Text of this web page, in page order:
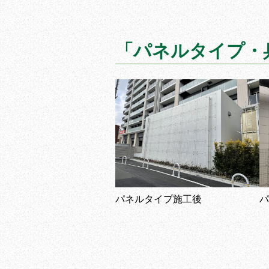
「パネルタイプ
パネルタイプ施工後